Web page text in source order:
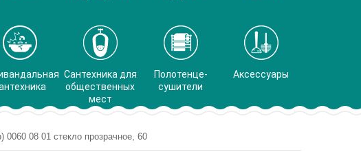
Сантехника для
общественных
мест
Полотенце-
сушители
Аксессуары
08 01 стекло прозрачное, 60